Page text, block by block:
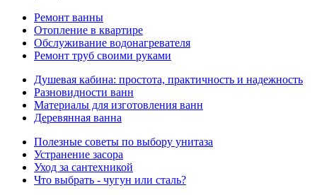
Ремонт ванны
Отопление в квартире
Обслуживание водонагревателя
Ремонт труб своими руками
Душевая кабина: простота, практичность и надежность
Разновидности ванн
Материалы для изготовления ванн
Деревянная ванна
Полезные советы по выбору унитаза
Устранение засора
Уход за сантехникой
Что выбрать - чугун или сталь?